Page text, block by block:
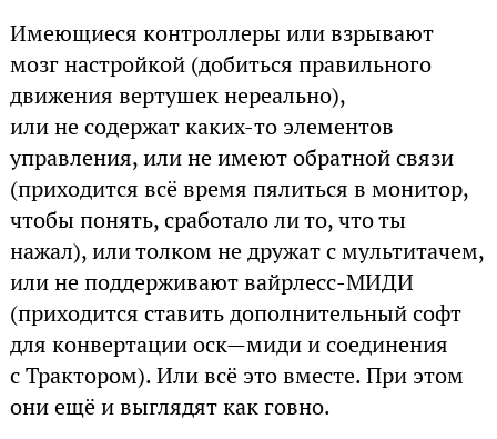
Имеющиеся контроллеры или взрывают
мозг настройкой (добиться правильного
движения вертушек нереально),
или не содержат каких-то элементов
управления, или не имеют обратной связи
(приходится всё время пялиться в монитор,
чтобы понять, сработало ли то, что ты
нажал), или толком не дружат с мультитачем,
или не поддерживают вайрлесс-МИДИ
(приходится ставить дополнительный софт
для конвертации оск—миди и соединения
с Трактором). Или всё это вместе. При этом
они ещё и выглядят как говно.